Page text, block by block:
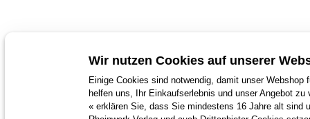
Wir nutzen Cookies auf unserer
Einige Cookies sind notwendig, damit unser Webshop
helfen uns, Ihr Einkaufserlebnis und unser Angebot
« erklären Sie, dass Sie mindestens 16 Jahre alt sind